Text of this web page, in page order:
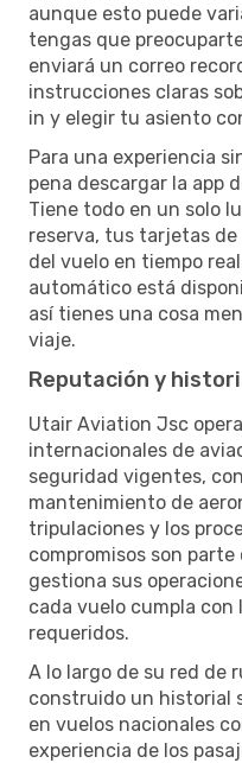
aunque esto puede
tengas que
enviará un correo
instrucciones claras
in y elegir tu asiento
Para una experiencia
pena descargar la app
Tiene todo en un solo
reserva, tus tarjetas
del vuelo en tiempo
automático está
así tienes una cosa
viaje.
Reputación y
Utair Aviation Jsc
internacionales de
seguridad vigentes,
mantenimiento de
tripulaciones y los
compromisos son
gestiona sus
cada vuelo cumpla con
requeridos.
A lo largo de su red de
construido un historial
en vuelos nacionales
experiencia de los